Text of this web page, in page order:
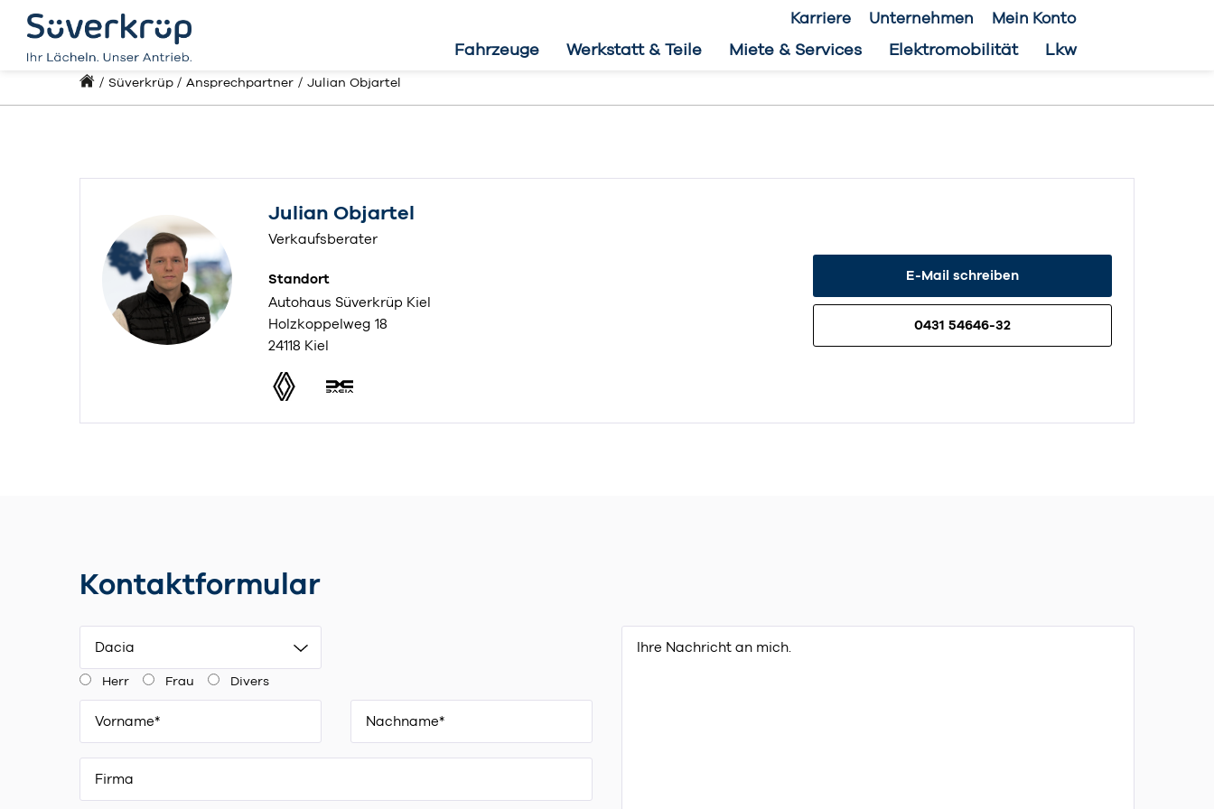
Karriere Unternehmen Mein Konto
Fahrzeuge Werkstatt & Teile Miete & Services Elektromobilität Lkw
Süverkrüp Ansprechpartner Julian Objartel
Julian Objartel
Verkaufsberater
Standort
Autohaus Süverkrüp Kiel
Holzkoppelweg 18
24118 Kiel
E-Mail schreiben
0431 54646-32
Kontaktformular
Dacia
Herr Frau Divers